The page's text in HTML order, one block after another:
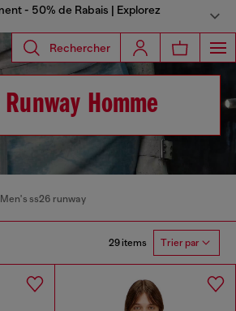
- 50% de Rabais | Explorez
Rechercher
Homme
Men's ss26 runway
29 items Trier par